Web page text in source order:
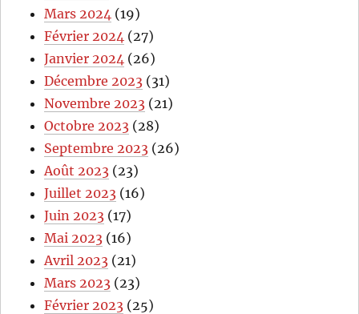
Mars 2024 (19)
Février 2024 (27)
Janvier 2024 (26)
Décembre 2023 (31)
Novembre 2023 (21)
Octobre 2023 (28)
Septembre 2023 (26)
Août 2023 (23)
Juillet 2023 (16)
Juin 2023 (17)
Mai 2023 (16)
Avril 2023 (21)
Mars 2023 (23)
Février 2023 (25)